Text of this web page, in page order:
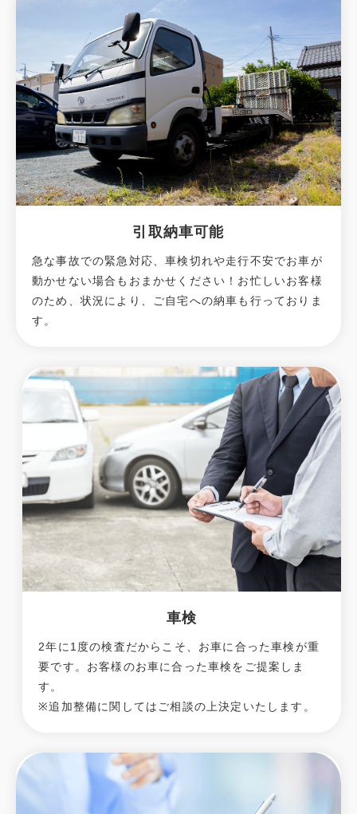
引取納車可能
急な事故での緊急対応、車検切れや走行不安でお車が
動かせない場合もおまかせください！お忙しいお客様
のため、状況により、ご自宅への納⾞も⾏っておりま
す。
車検
2年に1度の検査だからこそ、お車に合った車検が重
要です。お客様のお車に合った車検をご提案しま
す。
※追加整備に関してはご相談の上決定いたします。